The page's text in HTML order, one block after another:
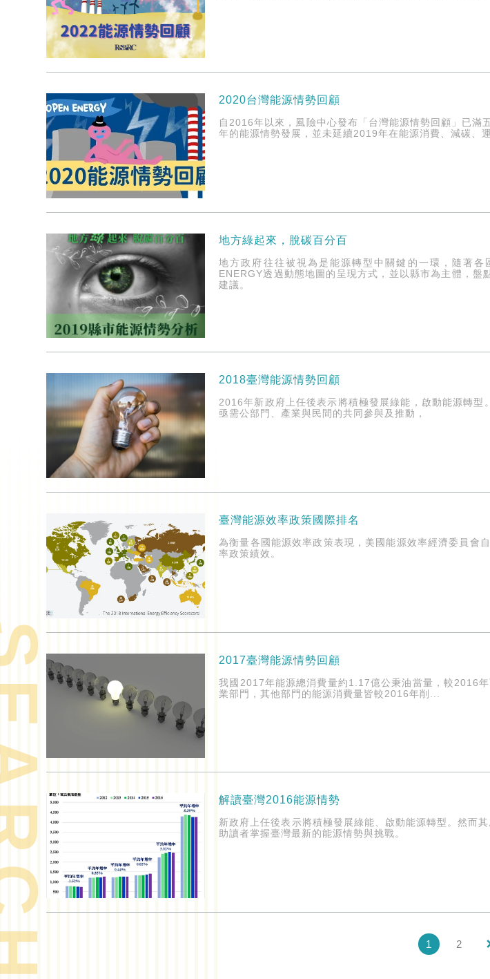
2020台灣能源情勢回顧
自2016年以來，風險中心發布「台灣能源情勢回顧」已
年的能源情勢發展，並未延續2019年在能源消費、減碳、
地方綠起來，脫碳百分百
地方政府往往被視為是能源轉型中關鍵的一環，隨著
ENERGY透過動態地圖的呈現方式，並以縣市為主體，
建議。
2018臺灣能源情勢回顧
2016年新政府上任後表示將積極發展綠能，啟動能源轉
亟需公部門、產業與民間的共同參與及推動，
臺灣能源效率政策國際排名
為衡量各國能源效率政策表現，美國能源效率經濟委員會
率政策績效。
2017臺灣能源情勢回顧
我國2017年能源總消費量約1.17億公秉油當量，較2016
業部門，其他部門的能源消費量皆較2016年削...
解讀臺灣2016能源情勢
新政府上任後表示將積極發展綠能、啟動能源轉型。然而
助讀者掌握臺灣最新的能源情勢與挑戰。
1 2